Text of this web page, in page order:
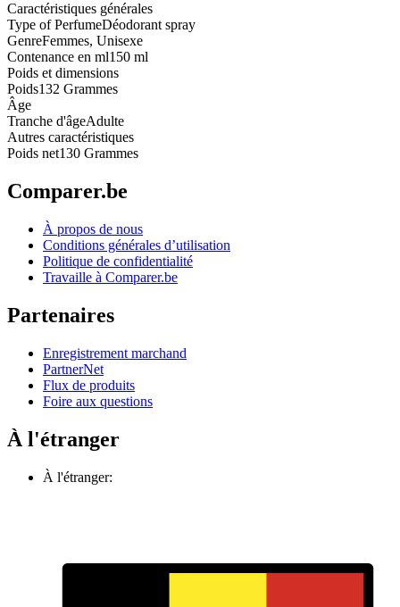
Caractéristiques générales
Type of PerfumeDéodorant spray
GenreFemmes, Unisexe
Contenance en ml150 ml
Poids et dimensions
Poids132 Grammes
Âge
Tranche d'âgeAdulte
Autres caractéristiques
Poids net130 Grammes
Comparer.be
À propos de nous
Conditions générales d’utilisation
Politique de confidentialité
Travaille à Comparer.be
Partenaires
Enregistrement marchand
PartnerNet
Flux de produits
Foire aux questions
À l'étranger
À l'étranger: